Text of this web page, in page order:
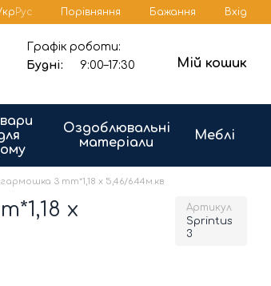
Рус Порівняння Бажання Вхід
Графік роботи:
Будні:
9:00–17:30 Мій кошик
Оздоблювальні
матеріали
Меблі
3 mm*1,18 x 5,46/6.44м.кв
x
Артикул
Sprintus
3